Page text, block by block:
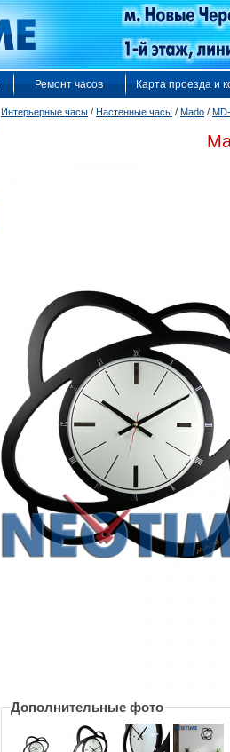
Ремонт часов Карта проезда и
Интерьерные часы / Настенные часы / Mado /
Дополнительные фото